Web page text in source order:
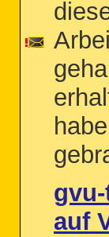
auf